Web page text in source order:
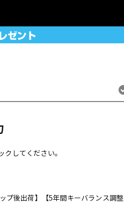
してください。
プ後出荷】【5年間キーバランス調整